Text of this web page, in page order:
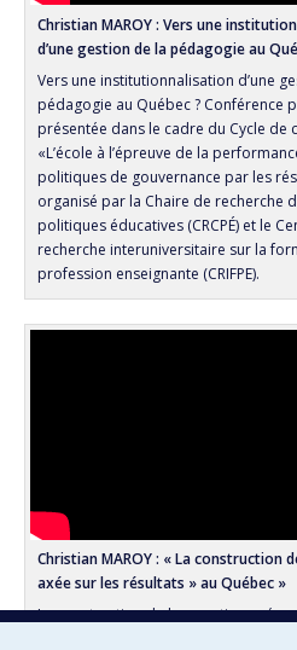
Christian MAROY : Vers une
d’une gestion de la pédagogie au
Vers une institutionnalisation d’une
pédagogie au Québec ? Conférence
présentée dans le cadre du Cycle de
«L’école à l’épreuve de la
politiques de gouvernance par les
organisé par la Chaire de recherche
politiques éducatives (CRCPÉ) et le
recherche interuniversitaire sur la
profession enseignante (CRIFPE).
Christian MAROY : « La construction
axée sur les résultats » au Québec »
La construction de la « gestion axée